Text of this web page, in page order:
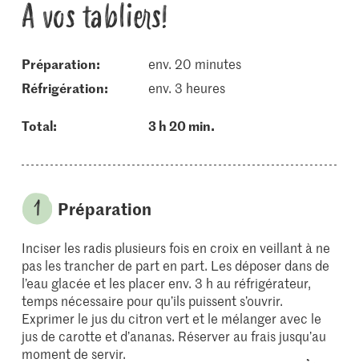
À vos tabliers!
Préparation:
env. 20 minutes
réfrigération:
env. 3 heures
Total: 3 h 20 min.
Préparation
Inciser les radis plusieurs fois en croix en veillant à ne
pas les trancher de part en part. Les déposer dans de
l’eau glacée et les placer env. 3 h au réfrigérateur,
temps nécessaire pour qu’ils puissent s’ouvrir.
Exprimer le jus du citron vert et le mélanger avec le
jus de carotte et d’ananas. Réserver au frais jusqu’au
moment de servir.